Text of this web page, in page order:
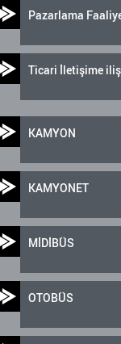
Pazarlama
Ticari İletişime
KAMYON
KAMYONET
MİDİBÜS
OTOBÜS